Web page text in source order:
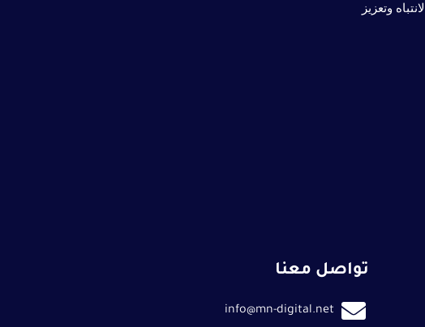
وتعزيز
تواصل معنا
info@mn-digital.net